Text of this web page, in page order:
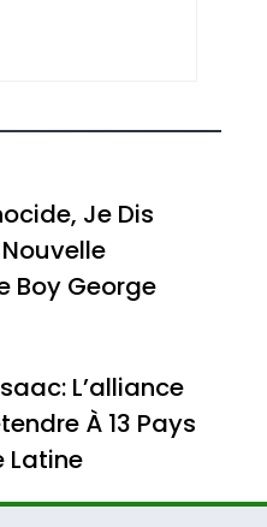
Je Dis
Boy George
L’alliance
À 13 Pays
Latine